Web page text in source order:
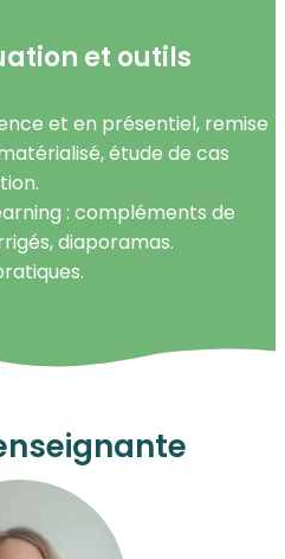
et outils
et en présentiel, remise
étude de cas
: compléments de
diaporamas.